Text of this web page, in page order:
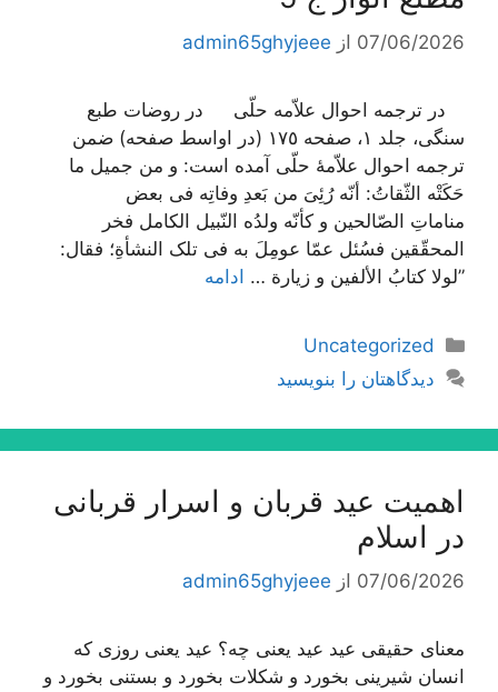
07/06/2026 از admin65ghyjeee
در ترجمه احوال علاّمه حلّی در روضات طبع
سنگی، جلد ١، صفحه ١٧٥ (در اواسط صفحه) ضمن
ترجمه احوال علاّمۀ حلّی آمده است: و من جمیل ما
حَکَتْه الثّقاتُ: أنّه رُئِیَ من بَعدِ وفاتِه فی بعض
مناماتِ الصّالحین و کأنّه ولدُه النّبیل الکامل فخر
المحقّقین فسُئل عمّا عومِلَ به فی تلک النشأةِ؛ فقال:
”لولا کتابُ الألفین و زیارة … ادامه
دسته‌ها
Uncategorized
دیدگاهتان را بنویسید
اهمیت عید قربان و اسرار قربانی
در اسلام
07/06/2026 از admin65ghyjeee
معنای حقیقی عید عید یعنی چه؟ عید یعنی روزی که
انسان شیرینی بخورد و شکلات بخورد و بستنی بخورد و